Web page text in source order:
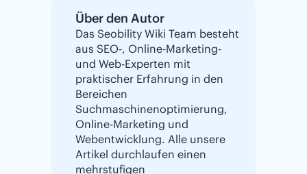
Über den Autor
Das Seobility Wiki Team besteht
aus SEO-, Online-Marketing-
und Web-Experten mit
praktischer Erfahrung in den
Bereichen
Suchmaschinenoptimierung,
Online-Marketing und
Webentwicklung. Alle unsere
Artikel durchlaufen einen
mehrstufigen